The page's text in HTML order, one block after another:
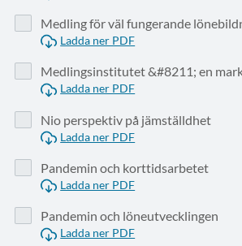
Medling för väl fungerande
Ladda ner PDF
Medlingsinstitutet &#8211; en
Ladda ner PDF
Nio perspektiv på jämställdhet
Ladda ner PDF
Pandemin och korttidsarbetet
Ladda ner PDF
Pandemin och löneutvecklingen
Ladda ner PDF